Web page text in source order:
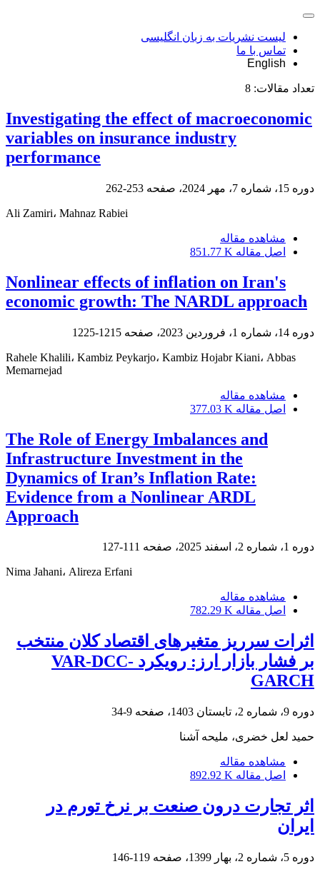
لیست نشریات به زبان انگلیسی
تماس با ما
English
تعداد مقالات: 8
Investigating the effect of macroeconomic
variables on insurance industry
performance
دوره 15، شماره 7، مهر 2024، صفحه 253-262
Ali Zamiri، Mahnaz Rabiei
مشاهده مقاله
اصل مقاله 851.77 K
Nonlinear effects of inflation on Iran's
economic growth: The NARDL approach
دوره 14، شماره 1، فروردین 2023، صفحه 1215-1225
Rahele Khalili، Kambiz Peykarjo، Kambiz Hojabr Kiani، Abbas
Memarnejad
مشاهده مقاله
اصل مقاله 377.03 K
The Role of Energy Imbalances and
Infrastructure Investment in the
Dynamics of Iran’s Inflation Rate:
Evidence from a Nonlinear ARDL
Approach
دوره 1، شماره 2، اسفند 2025، صفحه 111-127
Nima Jahani، Alireza Erfani
مشاهده مقاله
اصل مقاله 782.29 K
اثرات سرریز متغیرهای اقتصاد کلان منتخب
بر فشار بازار ارز: رویکرد VAR-DCC-
GARCH
دوره 9، شماره 2، تابستان 1403، صفحه 9-34
حمید لعل خضری، ملیحه آشنا
مشاهده مقاله
اصل مقاله 892.92 K
اثر تجارت درون صنعت بر نرخ تورم در
ایران
دوره 5، شماره 2، بهار 1399، صفحه 119-146